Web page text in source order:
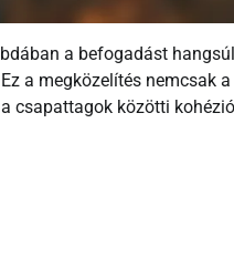
a befogadást
a megközelítés
csapattagok közötti